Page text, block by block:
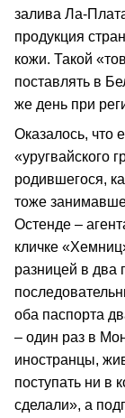
залива Ла-
продукция
кожи. Такой
поставлять в
же день при
Оказалось, что
«уругвайского
родившегося,
тоже
Остенде –
кличке
разницей в два
оба паспорта
– один раз в
иностранцы,
поступать ни в
сделали», а